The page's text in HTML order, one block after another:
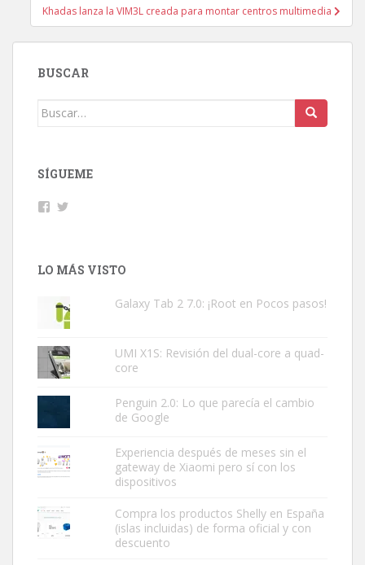
Khadas lanza la VIM3L creada para montar centros multimedia
BUSCAR
Buscar:
SÍGUEME
Facebook
LO MÁS VISTO
Galaxy Tab 2 7.0: ¡Root en Pocos pasos!
UMI X1S: Revisión del dual-core a quad-
core
Penguin 2.0: Lo que parecía el cambio
de Google
Experiencia después de meses sin el
gateway de Xiaomi pero sí con los
dispositivos
Compra los productos Shelly en España
(islas incluidas) de forma oficial y con
descuento